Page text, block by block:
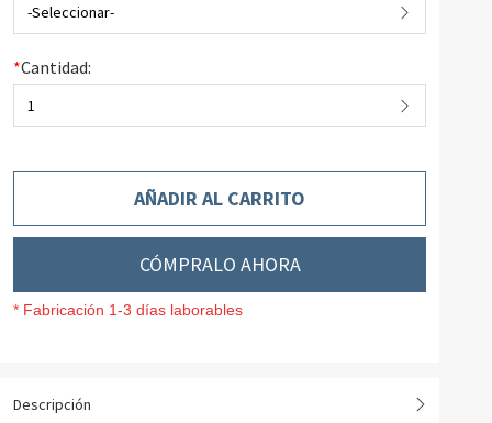
-Seleccionar-
*Cantidad:
1
AÑADIR AL CARRITO
CÓMPRALO AHORA
* Fabricación 1-3 días laborables
Descripción